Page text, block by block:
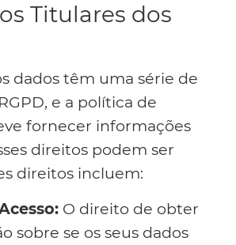
Titulares dos
dados têm uma série de
e a política de
fornecer informações
direitos podem ser
direitos incluem:
O direito de obter
sobre se os seus dados